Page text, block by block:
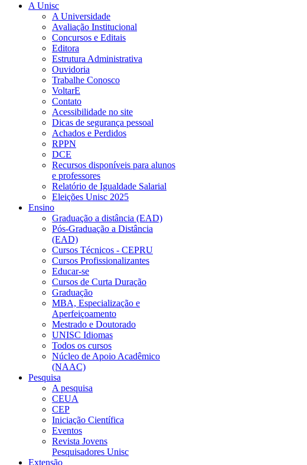
A Unisc
A Universidade
Avaliação Institucional
Concursos e Editais
Editora
Estrutura Administrativa
Ouvidoria
Trabalhe Conosco
VoltarE
Contato
Acessibilidade no site
Dicas de segurança pessoal
Achados e Perdidos
RPPN
DCE
Recursos disponíveis para alunos
e professores
Relatório de Igualdade Salarial
Eleições Unisc 2025
Ensino
Graduação a distância (EAD)
Pós-Graduação a Distância
(EAD)
Cursos Técnicos - CEPRU
Cursos Profissionalizantes
Educar-se
Cursos de Curta Duração
Graduação
MBA, Especialização e
Aperfeiçoamento
Mestrado e Doutorado
UNISC Idiomas
Todos os cursos
Núcleo de Apoio Acadêmico
(NAAC)
Pesquisa
A pesquisa
CEUA
CEP
Iniciação Científica
Eventos
Revista Jovens
Pesquisadores Unisc
Extensão